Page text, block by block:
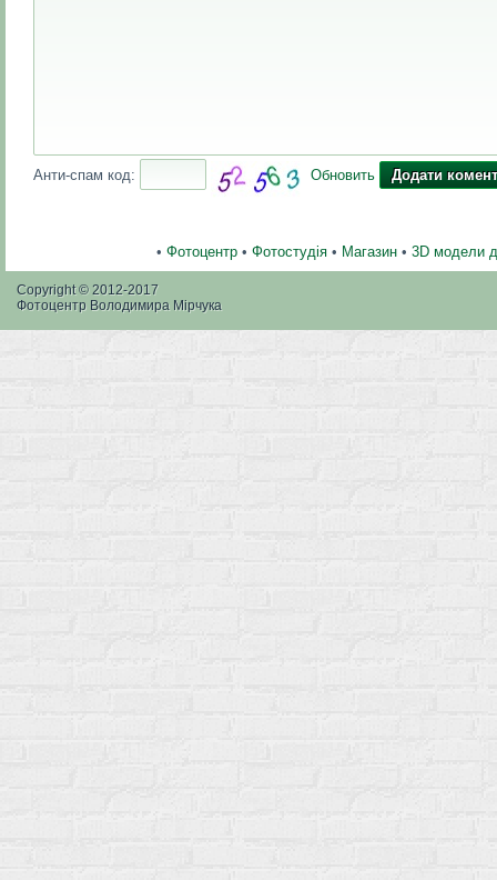
Анти-спам код: Обновить
• Фотоцентр• Фотостудія• Магазин• 3D модели
Copyright © 2012-2017
Фотоцентр Володимира Мірчука